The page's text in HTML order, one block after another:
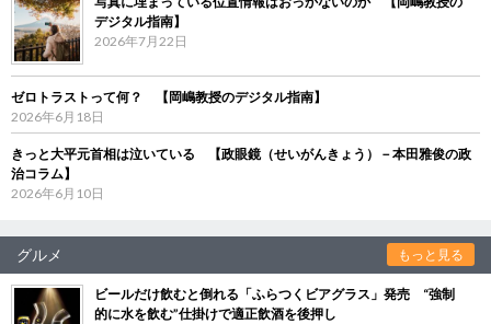
デジタル指南】
2026年7月22日
ゼロトラストって何？ 【岡嶋教授のデジタル指南】
2026年6月18日
きっと大平元首相は泣いている 【政眼鏡（せいがんきょう）－本田雅俊の政
治コラム】
2026年6月10日
グルメ もっと見る
ビールだけ飲むと倒れる「ふらつくビアグラス」発売 “強制
的に水を飲む”仕掛けで適正飲酒を後押し